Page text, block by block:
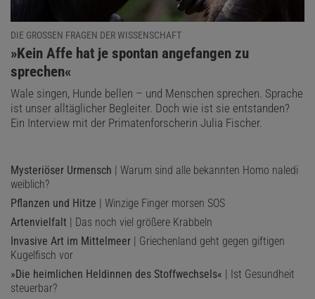
DIE GROSSEN FRAGEN DER WISSENSCHAFT
:
»Kein Affe hat je spontan angefangen zu
sprechen«
Wale singen, Hunde bellen – und Menschen sprechen. Sprache
ist unser alltäglicher Begleiter. Doch wie ist sie entstanden?
Ein Interview mit der Primatenforscherin Julia Fischer.
Mysteriöser Urmensch | Warum sind alle bekannten Homo naledi
weiblich?
Pflanzen und Hitze | Winzige Finger morsen SOS
Artenvielfalt | Das noch viel größere Krabbeln
Invasive Art im Mittelmeer | Griechenland geht gegen giftigen
Kugelfisch vor
»Die heimlichen Heldinnen des Stoffwechsels« | Ist Gesundheit
steuerbar?